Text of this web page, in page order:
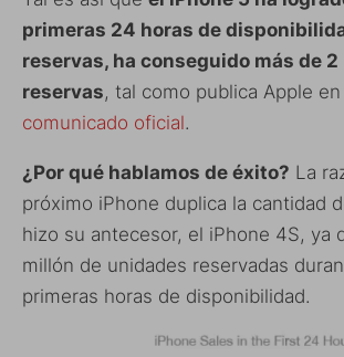
primeras 24 horas de
reservas, ha conseguido más de
reservas, tal como publica Apple
comunicado oficial.
¿Por qué hablamos de éxito? La
próximo iPhone duplica la cantidad
hizo su antecesor, el iPhone 4S, ya
millón de unidades reservadas
primeras horas de disponibilidad.